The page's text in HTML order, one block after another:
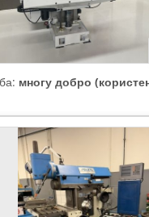
многу добро